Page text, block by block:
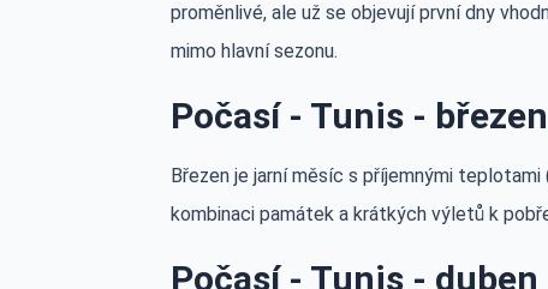
proměnlivé, ale už se objevují první dny
mimo hlavní sezonu.
Počasí - Tunis - březen
Březen je jarní měsíc s příjemnými teplotami
kombinaci památek a krátkých výletů k
Počasí - Tunis - duben